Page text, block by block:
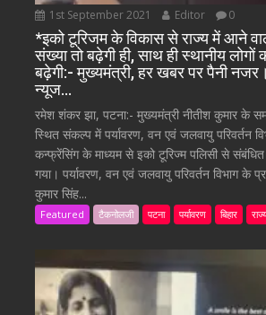
1st September 2021 Editor 0
*इको टूरिजम के विकास से राज्य में आने
संख्या तो बढ़ेगी ही, साथ ही स्थानीय लोगों
बढ़ेगी:- मुख्यमंत्री, हर खबर पर पैनी
न्यूज…
रमेश शंकर झा, पटना:- मुख्यमंत्री नीतीश कुमार के
स्थित संकल्प में पर्यावरण, वन एवं जलवायु परिवर्तन
कन्फ्रेंसिंग के माध्यम से इको टूरिज्म पलिसी से
गया। पर्यावरण, वन एवं जलवायु परिवर्तन विभाग के
कुमार सिंह...
Featured टैकनोलजी पटना पर्यावरण बिहार